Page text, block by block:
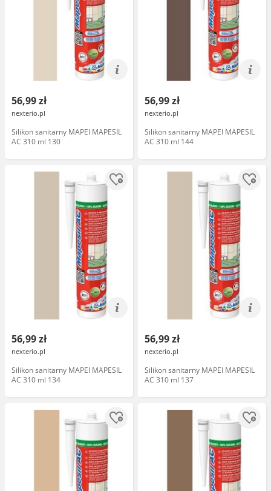
56,99 zł
nexterio.pl
Silikon sanitarny MAPEI MAPESIL
AC 310 ml 130
56,99 zł
nexterio.pl
Silikon sanitarny MAPEI MAPESIL
AC 310 ml 144
56,99 zł
nexterio.pl
Silikon sanitarny MAPEI MAPESIL
AC 310 ml 134
56,99 zł
nexterio.pl
Silikon sanitarny MAPEI MAPESIL
AC 310 ml 137